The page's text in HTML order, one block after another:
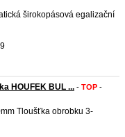
širokopásová egalizační
HOUFEK BUL ... - TOP -
Tloušťka obrobku 3-